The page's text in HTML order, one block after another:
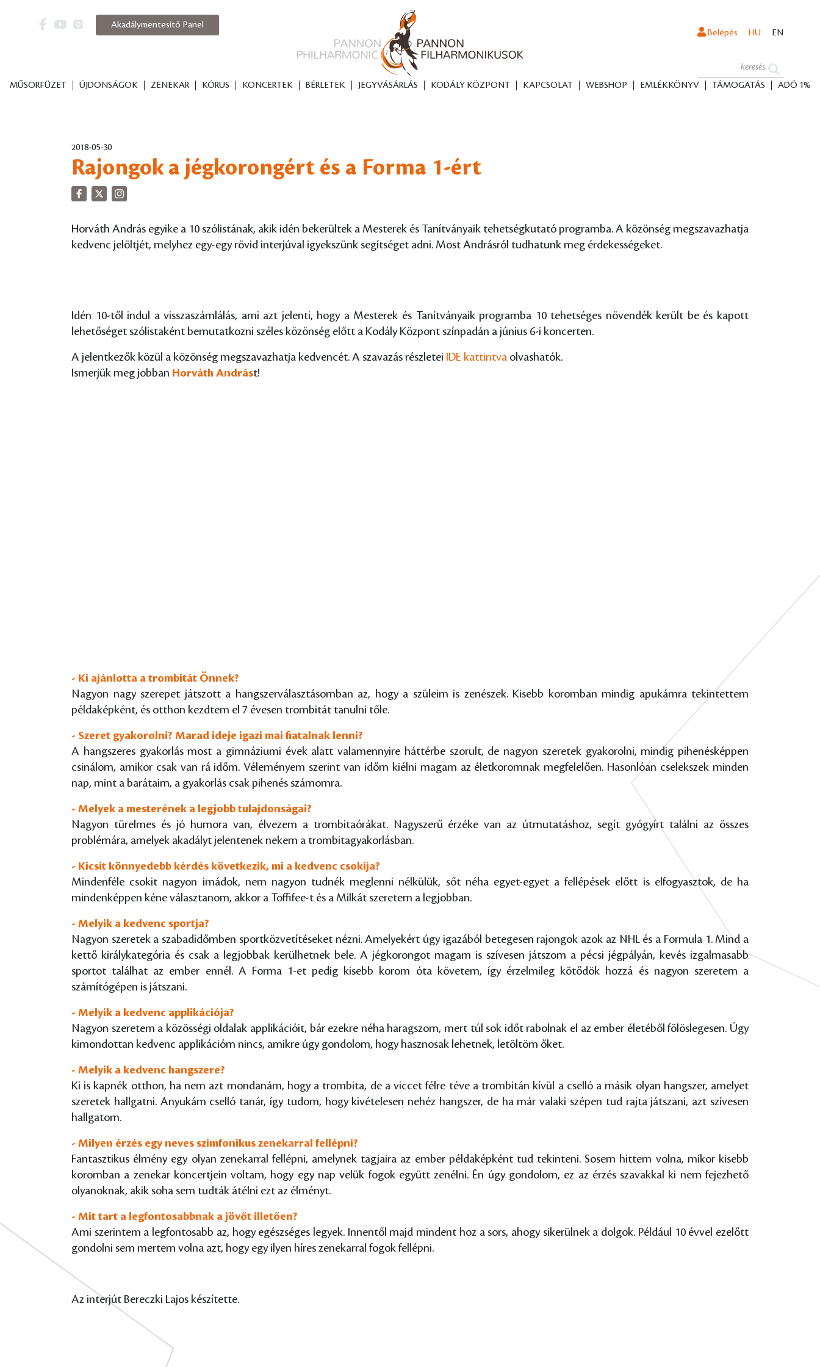
MŰSORFÜZET ÚJDONSÁGOK ZENEKAR KÓRUS KONCERTEK BÉRLETEK JEGYVÁSÁRLÁS KODÁLY KÖZPONT KAPCSOLAT WEBSHOP EMLÉKKÖNYV TÁMOGATÁS ADÓ 1%
Belépés HU EN
Akadálymentesítő Panel
2018-05-30
Rajongok a jégkorongért és a Forma 1-ért
Horváth András egyike a 10 szólistának, akik idén bekerültek a Mesterek és Tanítványaik tehetségkutató programba. A közönség megszavazhatja
kedvenc jelöltjét, melyhez egy-egy rövid interjúval igyekszünk segítséget adni. Most Andrásról tudhatunk meg érdekességeket.
Idén 10-től indul a visszaszámlálás, ami azt jelenti, hogy a Mesterek és Tanítványaik programba 10 tehetséges növendék került be és kapott
lehetőséget szólistaként bemutatkozni széles közönség előtt a Kodály Központ színpadán a június 6-i koncerten.
A jelentkezők közül a közönség megszavazhatja kedvencét. A szavazás részletei IDE kattintva olvashatók.
Ismerjük meg jobban Horváth Andrást!
- Ki ajánlotta a trombitát Önnek?
Nagyon nagy szerepet játszott a hangszerválasztásomban az, hogy a szüleim is zenészek. Kisebb koromban mindig apukámra tekintettem
példaképként, és otthon kezdtem el 7 évesen trombitát tanulni tőle.
- Szeret gyakorolni? Marad ideje igazi mai fiatalnak lenni?
A hangszeres gyakorlás most a gimnáziumi évek alatt valamennyire háttérbe szorult, de nagyon szeretek gyakorolni, mindig pihenésképpen
csinálom, amikor csak van rá időm. Véleményem szerint van időm kiélni magam az életkoromnak megfelelően. Hasonlóan cselekszek minden
nap, mint a barátaim, a gyakorlás csak pihenés számomra.
- Melyek a mesterének a legjobb tulajdonságai?
Nagyon türelmes és jó humora van, élvezem a trombitaórákat. Nagyszerű érzéke van az útmutatáshoz, segít gyógyírt találni az összes
problémára, amelyek akadályt jelentenek nekem a trombitagyakorlásban.
- Kicsit könnyedebb kérdés következik, mi a kedvenc csokija?
Mindenféle csokit nagyon imádok, nem nagyon tudnék meglenni nélkülük, sőt néha egyet-egyet a fellépések előtt is elfogyasztok, de ha
mindenképpen kéne választanom, akkor a Toffifee-t és a Milkát szeretem a legjobban.
- Melyik a kedvenc sportja?
Nagyon szeretek a szabadidőmben sportközvetítéseket nézni. Amelyekért úgy igazából betegesen rajongok azok az NHL és a Formula 1. Mind a
kettő királykategória és csak a legjobbak kerülhetnek bele. A jégkorongot magam is szívesen játszom a pécsi jégpályán, kevés izgalmasabb
sportot találhat az ember ennél. A Forma 1-et pedig kisebb korom óta követem, így érzelmileg kötődök hozzá és nagyon szeretem a
számítógépen is játszani.
- Melyik a kedvenc applikációja?
Nagyon szeretem a közösségi oldalak applikációit, bár ezekre néha haragszom, mert túl sok időt rabolnak el az ember életéből fölöslegesen. Úgy
kimondottan kedvenc applikációm nincs, amikre úgy gondolom, hogy hasznosak lehetnek, letöltöm őket.
- Melyik a kedvenc hangszere?
Ki is kapnék otthon, ha nem azt mondanám, hogy a trombita, de a viccet félre téve a trombitán kívül a cselló a másik olyan hangszer, amelyet
szeretek hallgatni. Anyukám cselló tanár, így tudom, hogy kivételesen nehéz hangszer, de ha már valaki szépen tud rajta játszani, azt szívesen
hallgatom.
- Milyen érzés egy neves szimfonikus zenekarral fellépni?
Fantasztikus élmény egy olyan zenekarral fellépni, amelynek tagjaira az ember példaképként tud tekinteni. Sosem hittem volna, mikor kisebb
koromban a zenekar koncertjein voltam, hogy egy nap velük fogok együtt zenélni. Én úgy gondolom, ez az érzés szavakkal ki nem fejezhető
olyanoknak, akik soha sem tudták átélni ezt az élményt.
- Mit tart a legfontosabbnak a jövőt illetően?
Ami szerintem a legfontosabb az, hogy egészséges legyek. Innentől majd mindent hoz a sors, ahogy sikerülnek a dolgok. Például 10 évvel ezelőtt
gondolni sem mertem volna azt, hogy egy ilyen híres zenekarral fogok fellépni.
Az interjút Bereczki Lajos készítette.